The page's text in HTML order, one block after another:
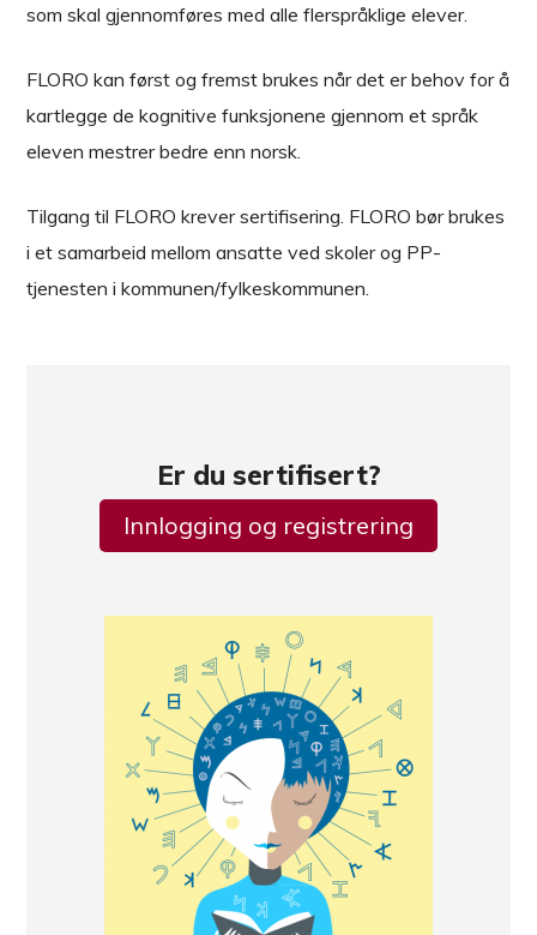
som skal gjennomføres med alle flerspråklige elever.
FLORO kan først og fremst brukes når det er behov for å
kartlegge de kognitive funksjonene gjennom et språk
eleven mestrer bedre enn norsk.
Tilgang til FLORO krever sertifisering. FLORO bør brukes
i et samarbeid mellom ansatte ved skoler og PP-
tjenesten i kommunen/fylkeskommunen.
Er du sertifisert?
Innlogging og registrering